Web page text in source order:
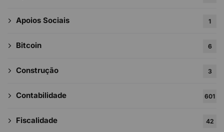
Apoios Sociais 1
Bitcoin 6
Construção 3
Contabilidade 601
Fiscalidade 42